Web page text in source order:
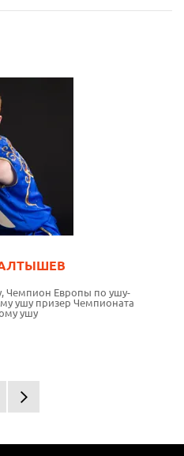
Чемпион Европы по ушу-
ушу призер Чемпионата
ушу